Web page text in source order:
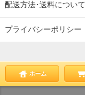
配送方法･送料について
プライバシーポリシー
ホーム